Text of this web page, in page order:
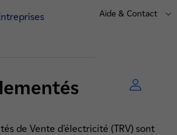
Aide & Contact
de Vente d’électricité (TRV) sont